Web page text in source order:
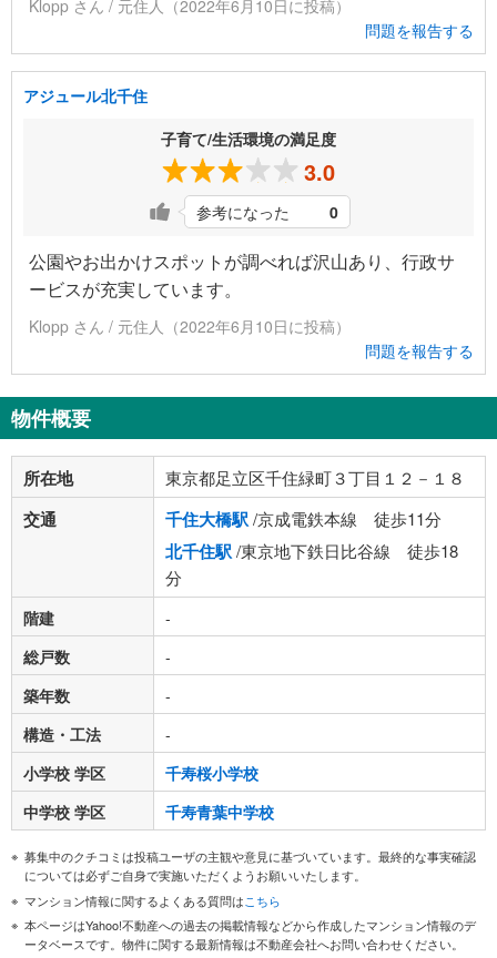
Klopp さん / 元住人（2022年6月10日に投稿）
問題を報告する
アジュール北千住
子育て/生活環境の満足度
3.0
参考になった 0
公園やお出かけスポットが調べれば沢山あり、行政サ
ービスが充実しています。
Klopp さん / 元住人（2022年6月10日に投稿）
問題を報告する
物件概要
所在地 東京都足立区千住緑町３丁目１２－１８
交通 千住大橋駅/京成電鉄本線 徒歩11分
北千住駅/東京地下鉄日比谷線 徒歩18
分
階建
-
総戸数
-
築年数
-
構造・工法
-
小学校 学区
千寿桜小学校
中学校 学区
千寿青葉中学校
募集中のクチコミは投稿ユーザの主観や意見に基づいています。最終的な事実確認
については必ずご自身で実施いただくようお願いいたします。
マンション情報に関するよくある質問はこちら
本ページはYahoo!不動産への過去の掲載情報などから作成したマンション情報のデ
ータベースです。物件に関する最新情報は不動産会社へお問い合わせください。